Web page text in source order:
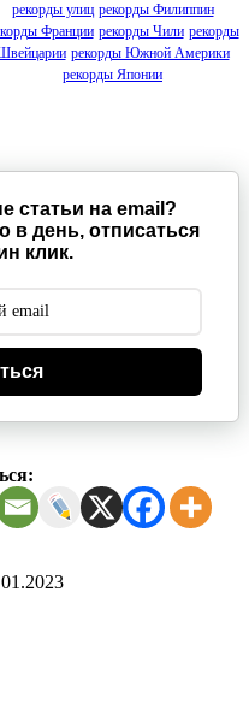
рекорды улиц рекорды Филиппин
Франции рекорды Чили рекорды
рекорды Южной Америки
рекорды Японии
статьи на email?
в день, отписаться
клик.